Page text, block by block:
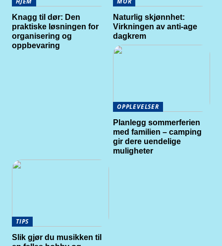
Knagg til dør: Den
praktiske løsningen for
organisering og
oppbevaring
Naturlig skjønnhet:
Virkningen av anti-age
dagkrem
OPPLEVELSER
Planlegg sommerferien
med familien – camping
gir dere uendelige
muligheter
TIPS
Slik gjør du musikken til